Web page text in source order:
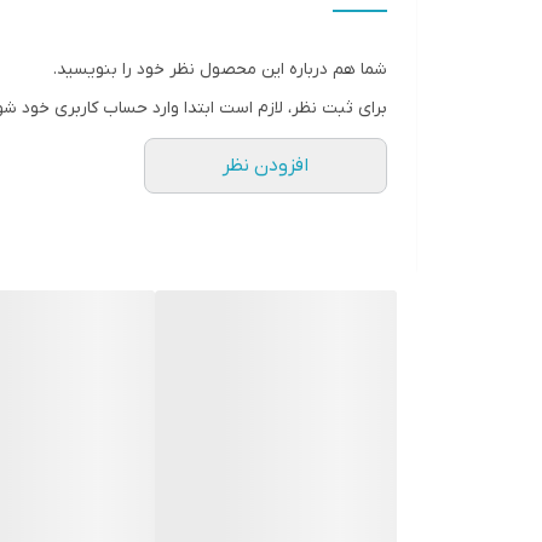
شما هم درباره این محصول نظر خود را بنویسید.
برای ثبت نظر، لازم است ابتدا وارد حساب کاربری خود
افزودن نظر